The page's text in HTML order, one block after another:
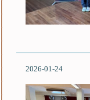
2026-01-24